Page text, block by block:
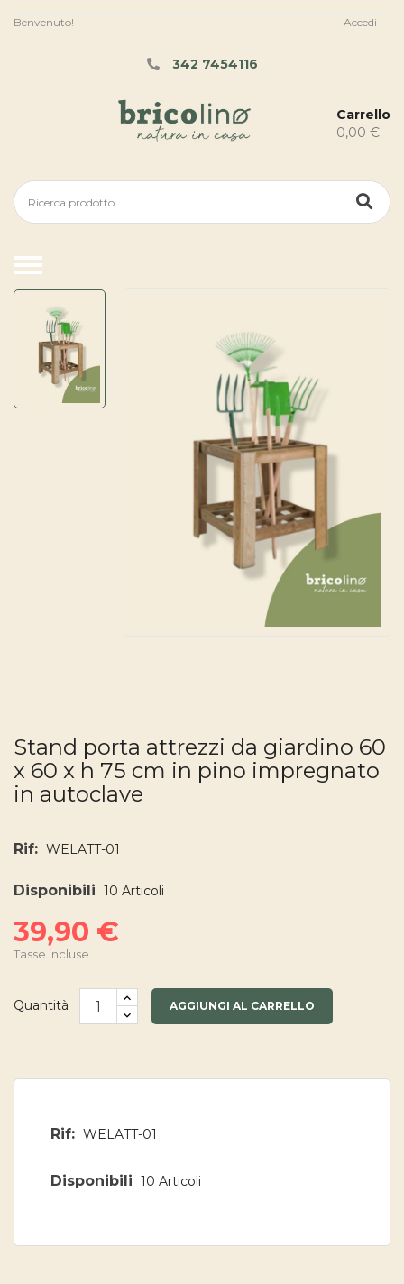
Benvenuto! Accedi
342 7454116
Carrello
0,00 €
Stand porta attrezzi da giardino 60
x 60 x h 75 cm in pino impregnato
in autoclave
Rif: WELATT-01
Disponibili 10 Articoli
39,90 €
Tasse incluse
Quantità AGGIUNGI AL CARRELLO
Rif: WELATT-01
Disponibili 10 Articoli